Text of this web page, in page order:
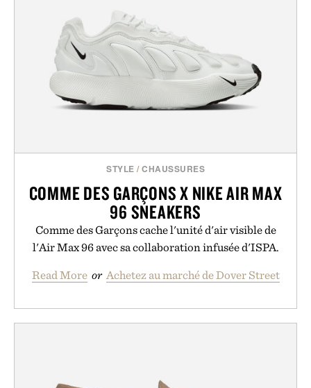
STYLE /CHAUSSURES
COMME DES GARÇONS X NIKE AIR MAX
96 SNEAKERS
Comme des Garçons cache l'unité d'air visible de
l'Air Max 96 avec sa collaboration infusée d'ISPA.
Read More or Achetez au marché de Dover Street